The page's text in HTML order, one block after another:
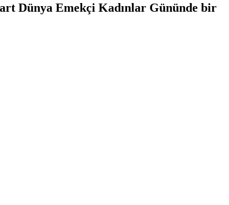
Dünya Emekçi Kadınlar Gününde bir